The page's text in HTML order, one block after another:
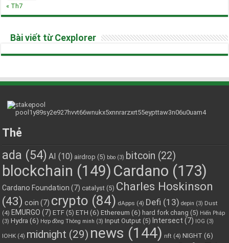
« Th7
Bài viết từ Cexplorer
Thẻ
ada (54) AI (10) airdrop (5) bbo (3) bitcoin (22)
blockchain (149) Cardano (173)
Cardano Foundation (7) catalyst (5) Charles Hoskinson
(43) coin (7) crypto (84) dApps (4) Defi (13) depin (3) Dust
(4) EMURGO (7) ETF (5) ETH (6) Ethereum (6) hard fork chang (5) Hiến Pháp
(3) Hydra (6) Hợp đồng Thông minh (3) Input Output (5) Intersect (7) IOG (3)
IOHK (4) midnight (29) news (144) nft (4) NIGHT (6)